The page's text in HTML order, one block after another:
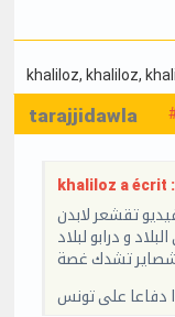
khaliloz, khaliloz,
tarajjidawla
khaliloz a écrit :
دفاعا على تونس